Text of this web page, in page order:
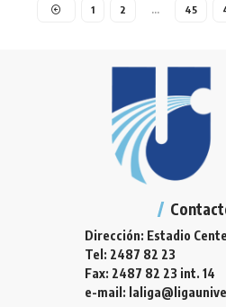
1 2 … 45
Dirección: Estadio
Tel: 2487 82 23
Fax: 2487 82 23 int. 14
e-mail: